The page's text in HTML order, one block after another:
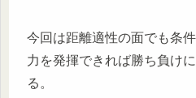
今回は距離適性の面でも条
力を発揮できれば勝ち負け
る。